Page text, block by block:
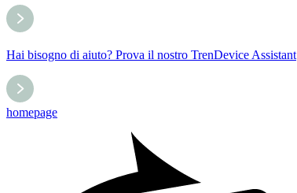
Hai bisogno di aiuto? Prova il nostro TrenDevice Assistant
homepage